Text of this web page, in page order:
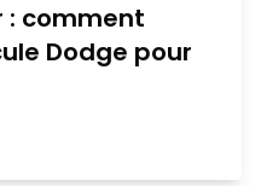
: comment
Dodge pour